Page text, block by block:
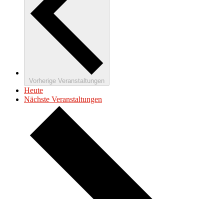
Vorherige Veranstaltungen
Heute
Nächste Veranstaltungen